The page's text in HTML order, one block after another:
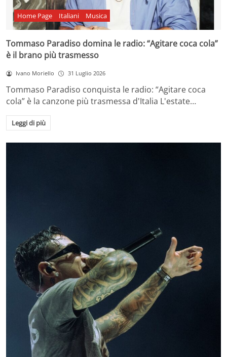
Home Page Italiani Musica
Tommaso Paradiso domina le radio: “Agitare coca cola”
è il brano più trasmesso
Ivano Moriello 31 Luglio 2026
Tommaso Paradiso conquista le radio: “Agitare coca
cola” è la canzone più trasmessa d'Italia L'estate…
Leggi di più